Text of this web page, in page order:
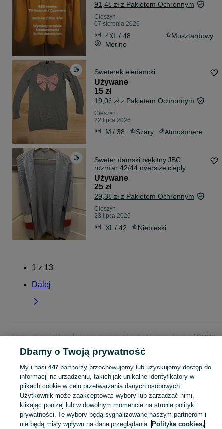
91,48 zł z Pakietem Ochronnym
Cieszyn
07 sierpnia 2026
4XL / 48
Musztardowy
Merino
Sweterek eledancki
Używane
15 zł
19,03 zł z Pakietem Ochronnym
Cieszyn
22 lipca 2026
M / 38 Szary Atmosphere
Sweter damski błękitny JBC
rozmiar 42/44 oversize ciepły
Używane
25 zł
29,38 zł z Pakietem Ochronnym
Cieszyn
23 lipca 2026
XL / 42 Niebieski
1 z 13
Dalej
Strona główna Moda Ubrania damskie Swetry Swetry - Śląskie
Swetry -
KATEGORIA
Szeroki wybór swetrów damskich Cieszyn ▶️ wełniane, kaszmirowe, oversize i kolorowe ✅ Nowe i używane w dobrych cenach ✌ Sprawdź oferty na OLX.pl! Zobacz
Mapa kategorii
Dbamy o Twoją prywatność
My i nasi 447partnerzy przechowujemy lub uzyskujemy dostęp do
informacji na urządzeniu, takich jak unikalne identyfikatory w
plikach cookie w celu przetwarzania danych osobowych.
Użytkownik może zaakceptować wybory lub zarządzać nimi,
klikając poniżej lub w dowolnym momencie na stronie polityki
prywatności. Te wybory będą sygnalizowane naszym partnerom i
nie będą miały wpływu na dane przeglądania. Polityka cookies,